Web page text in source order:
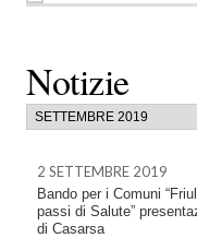
Notizie
2 SETTEMBRE 2019
Bando per i Comuni
passi di Salute”
di Casarsa